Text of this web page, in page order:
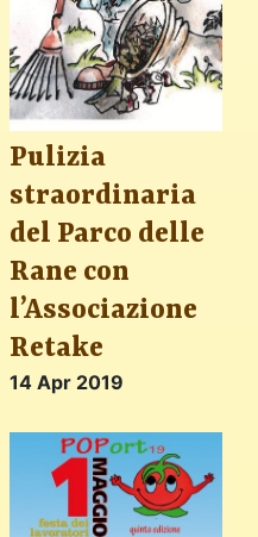
Pulizia
straordinaria
del Parco delle
Rane con
l’Associazione
Retake
14 Apr 2019